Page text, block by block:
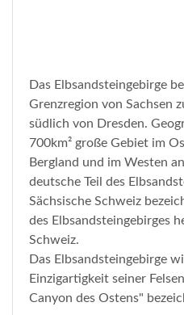
Das Elbsandsteingebirge
Grenzregion von Sachsen
südlich von Dresden.
700km² große Gebiet im
Bergland und im Westen
deutsche Teil des
Sächsische Schweiz
des Elbsandsteingebirges
Schweiz.
Das Elbsandsteingebirge
Einzigartigkeit seiner
Canyon des Ostens"